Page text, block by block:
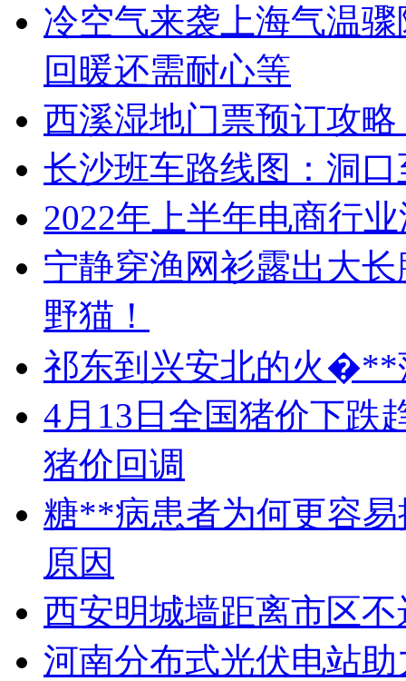
冷空气来袭上海气温
回暖还需耐心等
西溪湿地门票预订攻
长沙班车路线图：洞
2022年上半年电商行
宁静穿渔网衫露出大
野猫！
祁东到兴安北的火
4月13日全国猪价下跌
猪价回调
糖**病患者为何更容
原因
西安明城墙距离市区
河南分布式光伏电站